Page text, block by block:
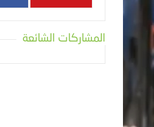
المشاركات الشائعة